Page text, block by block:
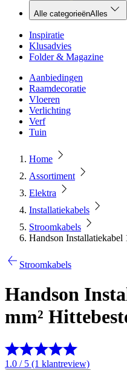
Alle categorieënAlles
Inspiratie
Klusadvies
Folder & Magazine
Aanbiedingen
Raamdecoratie
Vloeren
Verlichting
Verf
Tuin
Home
Assortiment
Elektra
Installatiekabels
Stroomkabels
Handson Installatiekabel
Stroomkabels
Handson
mm²
1.0 / 5 (1 klantreview)